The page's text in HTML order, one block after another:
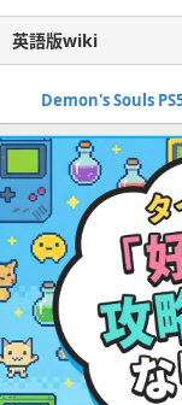
英語版wiki
Demon's Souls